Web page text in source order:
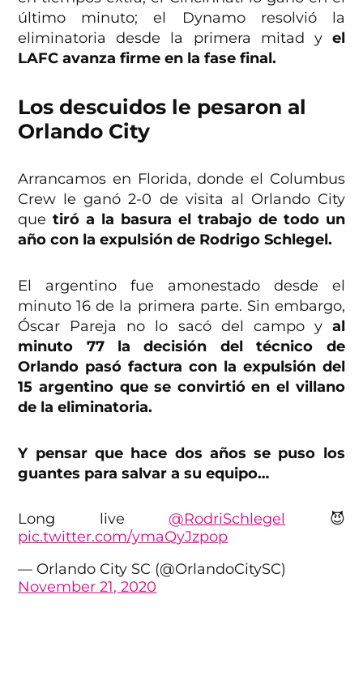
último minuto; el Dynamo resolvió la
eliminatoria desde la primera mitad y el
LAFC avanza firme en la fase final.
Los descuidos le pesaron al
Orlando City
Arrancamos en Florida, donde el Columbus
Crew le ganó 2-0 de visita al Orlando City
quetiró a la basura el trabajo de todo un
año con la expulsión de Rodrigo Schlegel.
El argentino fue amonestado desde el
minuto 16 de la primera parte. Sin embargo,
Óscar Pareja no lo sacó del campo y al
minuto 77 la decisión del técnico de
Orlando pasó factura con la expulsión del
15 argentino que se convirtió en el villano
de la eliminatoria.
Y pensar que hace dos años se puso los
guantes para salvar a su equipo…
Long live @RodriSchlegel
😈
pic.twitter.com/ymaQyJzpop
— Orlando City SC (@OrlandoCitySC)
November 21, 2020